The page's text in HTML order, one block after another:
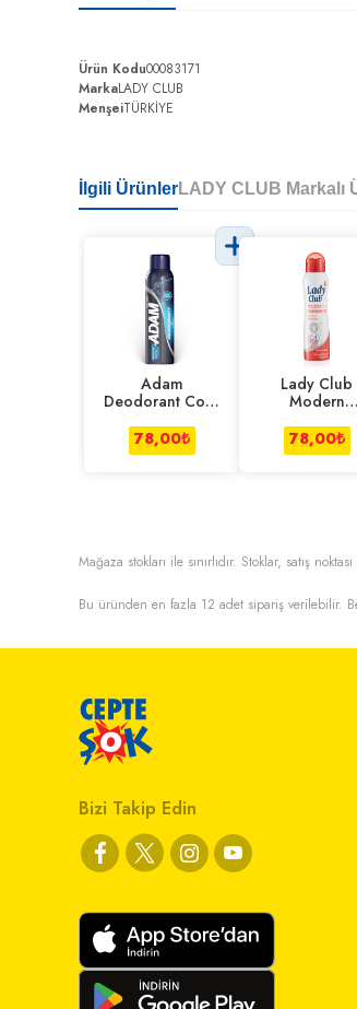
Ürün Kodu00083171
MarkaLADY CLUB
MenşeiTÜRKİYE
İlgili ÜrünlerLADY CLUB Markalı
Adam
Deodorant Cool
78,00₺
Lady Club
Modern
Deodorant
Ml
78,00₺
Mağaza stokları ile sınırlıdır. Stoklar, satış
Bu üründen en fazla 12 adet sipariş verilebilir.
Bizi Takip Edin